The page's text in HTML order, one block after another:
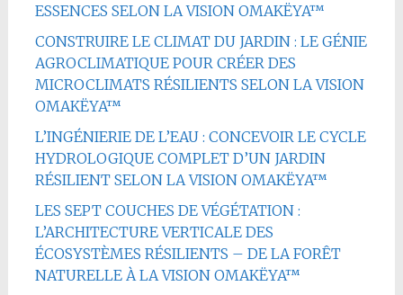
ESSENCES SELON LA VISION OMAKËYA™
CONSTRUIRE LE CLIMAT DU JARDIN : LE GÉNIE
AGROCLIMATIQUE POUR CRÉER DES
MICROCLIMATS RÉSILIENTS SELON LA VISION
OMAKËYA™
L’INGÉNIERIE DE L’EAU : CONCEVOIR LE CYCLE
HYDROLOGIQUE COMPLET D’UN JARDIN
RÉSILIENT SELON LA VISION OMAKËYA™
LES SEPT COUCHES DE VÉGÉTATION :
L’ARCHITECTURE VERTICALE DES
ÉCOSYSTÈMES RÉSILIENTS – DE LA FORÊT
NATURELLE À LA VISION OMAKËYA™